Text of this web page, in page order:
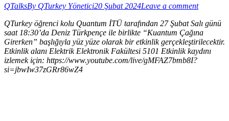
QTalksBy QTurkey Yönetici20 Şubat 2024Leave a comment
QTurkey öğrenci kolu Quantum İTÜ tarafından 27 Şubat Salı günü
saat 18:30’da Deniz Türkpençe ile birlikte “Kuantum Çağına
Girerken” başlığıyla yüz yüze olarak bir etkinlik gerçekleştirilecektir.
Etkinlik alanı Elektrik Elektronik Fakültesi 5101 Etkinlik kaydını
izlemek için: https://www.youtube.com/live/gMFAZ7bmb8I?
si=jbwIw37zGRr86wZ4